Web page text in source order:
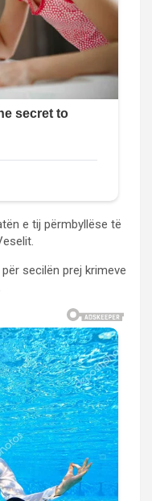
e tij përmbyllëse të
secilën prej krimeve